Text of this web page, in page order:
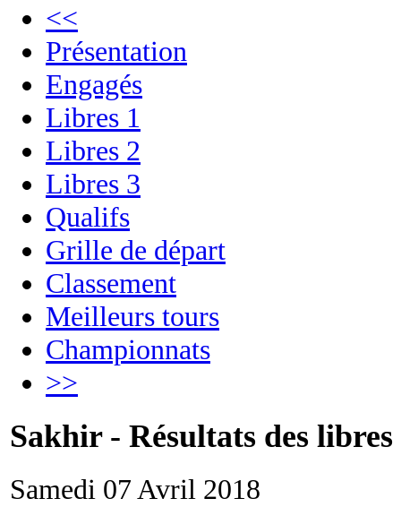
<<
Présentation
Engagés
Libres 1
Libres 2
Libres 3
Qualifs
Grille de départ
Classement
Meilleurs tours
Championnats
>>
Sakhir - Résultats des libres
Samedi 07 Avril 2018